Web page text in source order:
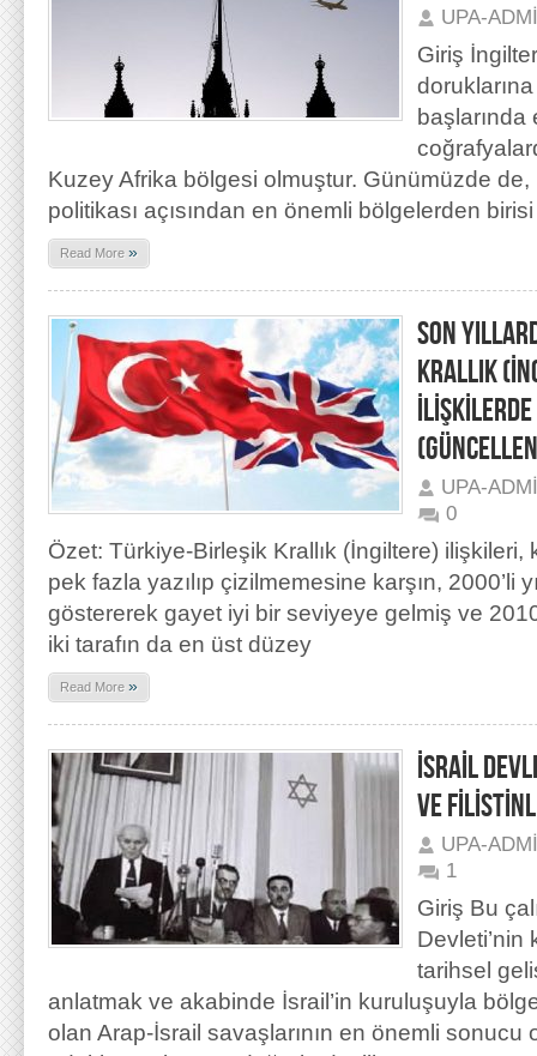
UPA-
Giriş
doruklarına
Kuzey Afrika bölgesi olmuştur. Günümüzde de,
politikası açısından en önemli bölgelerden
Read More »
SON
KRALLIK
UPA-
0
Özet: Türkiye-Birleşik Krallık (İngiltere) ilişkileri,
pek fazla yazılıp çizilmemesine karşın, 2000’li
göstererek gayet iyi bir seviyeye gelmiş ve
iki tarafın da en üst düzey
Read More »
İSRAİL
VE
UPA-
1
Giriş Bu
Devleti’nin
tarihsel
anlatmak ve akabinde İsrail’in kuruluşuyla
olan Arap-İsrail savaşlarının en önemli sonucu